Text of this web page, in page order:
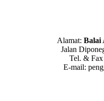
Alamat: Balai
Jalan
Tel. &
E-mail: